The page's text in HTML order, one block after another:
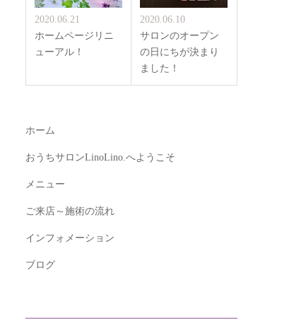
2020.06.21
ホームページリニ
ューアル！
2020.06.10
サロンのオープン
の日にちが決まり
ました！
ホーム
おうちサロンLinoLino.へようこそ
メニュー
ご来店～施術の流れ
インフォメーション
ブログ